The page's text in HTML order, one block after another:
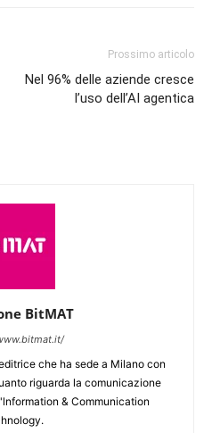
Prossimo articolo
Nel 96% delle aziende cresce
l’uso dell’AI agentica
BitMAT
che ha sede a Milano con
riguarda la comunicazione
& Communication